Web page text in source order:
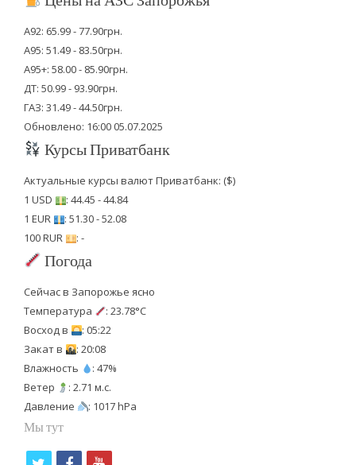
А92: 65.99 - 77.90грн.
А95: 51.49 - 83.50грн.
А95+: 58.00 - 85.90грн.
ДТ: 50.99 - 93.90грн.
ГАЗ: 31.49 - 44.50грн.
Обновлено: 16:00 05.07.2025
Курсы Приватбанк
Актуальные курсы валют Приватбанк: ($)
1 USD
: 44.45 - 44.84
1 EUR
: 51.30 - 52.08
100 RUR
: -
Погода
Сейчас в Запорожье ясно
Температура
: 23.78°C
Восход в
: 05:22
Закат в
: 20:08
Влажность
: 47%
Ветер
: 2.71 м.с.
Давление
: 1017 hPa
Мы тут